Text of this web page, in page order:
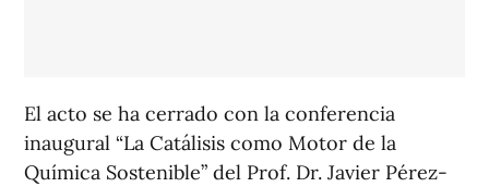
El acto se ha cerrado con la conferencia
inaugural “La Catálisis como Motor de la
Química Sostenible” del Prof. Dr. Javier Pérez-